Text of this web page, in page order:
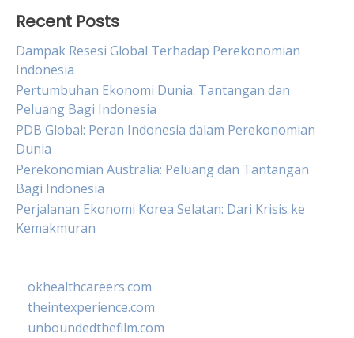
Recent Posts
Dampak Resesi Global Terhadap Perekonomian
Indonesia
Pertumbuhan Ekonomi Dunia: Tantangan dan
Peluang Bagi Indonesia
PDB Global: Peran Indonesia dalam Perekonomian
Dunia
Perekonomian Australia: Peluang dan Tantangan
Bagi Indonesia
Perjalanan Ekonomi Korea Selatan: Dari Krisis ke
Kemakmuran
okhealthcareers.com
theintexperience.com
unboundedthefilm.com